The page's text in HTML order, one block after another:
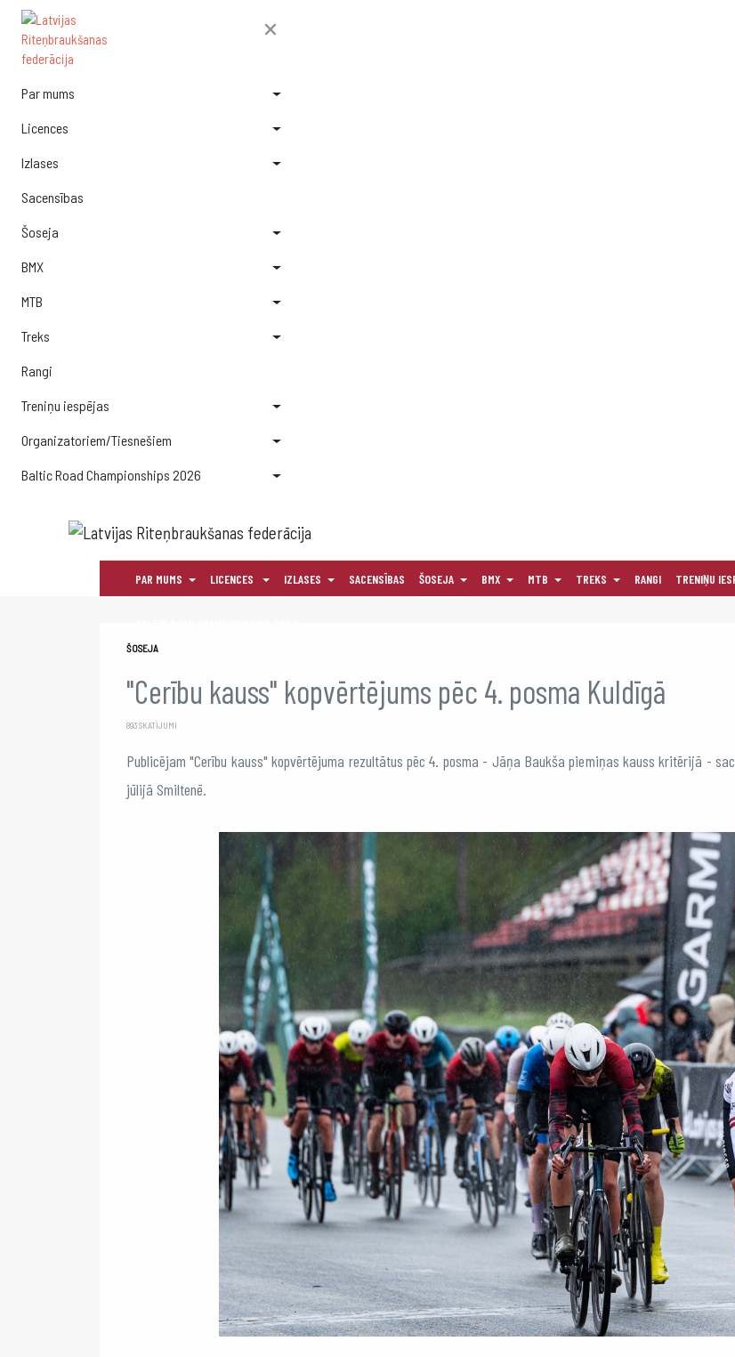
×
Par mums
Licences
Izlases
Sacensības
Šoseja
BMX
MTB
Treks
Rangi
Treniņu iespējas
Organizatoriem/Tiesnešiem
Baltic Road Championships 2026
PAR MUMS LICENCES IZLASES SACENSĪBAS ŠOSEJA BMX MTB TREKS RANGI TRENIŅU
ŠOSEJA
"Cerību kauss" kopvērtējums pēc 4. posma Kuldīgā
893 SKATĪJUMI
Publicējam "Cerību kauss" kopvērtējuma rezultātus pēc 4. posma - Jāņa Baukša piemiņas kauss kritērijā -
jūlijā Smiltenē.